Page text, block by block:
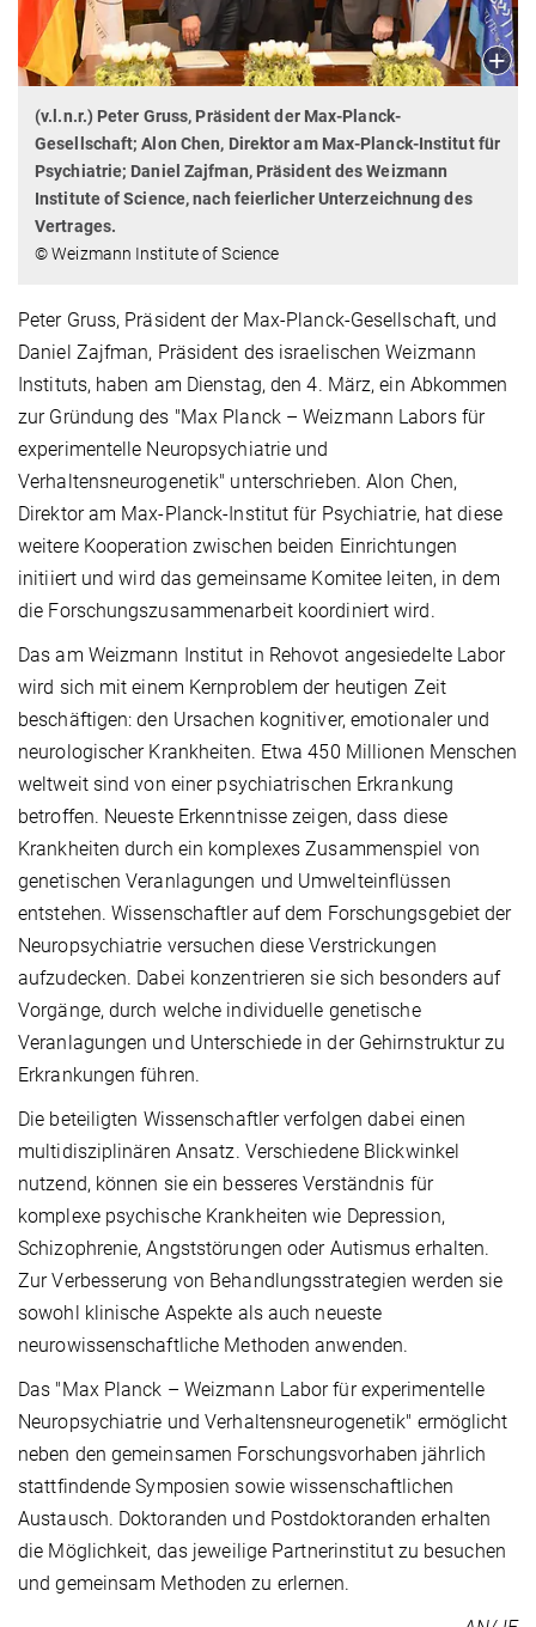
(v.l.n.r.) Peter Gruss, Präsident der Max-Planck-
Gesellschaft; Alon Chen, Direktor am Max-Planck-Institut für
Psychiatrie; Daniel Zajfman, Präsident des Weizmann
Institute of Science, nach feierlicher Unterzeichnung des
Vertrages.
© Weizmann Institute of Science
Peter Gruss, Präsident der Max-Planck-Gesellschaft, und
Daniel Zajfman, Präsident des israelischen Weizmann
Instituts, haben am Dienstag, den 4. März, ein Abkommen
zur Gründung des "Max Planck – Weizmann Labors für
experimentelle Neuropsychiatrie und
Verhaltensneurogenetik" unterschrieben. Alon Chen,
Direktor am Max-Planck-Institut für Psychiatrie, hat diese
weitere Kooperation zwischen beiden Einrichtungen
initiiert und wird das gemeinsame Komitee leiten, in dem
die Forschungszusammenarbeit koordiniert wird.
Das am Weizmann Institut in Rehovot angesiedelte Labor
wird sich mit einem Kernproblem der heutigen Zeit
beschäftigen: den Ursachen kognitiver, emotionaler und
neurologischer Krankheiten. Etwa 450 Millionen Menschen
weltweit sind von einer psychiatrischen Erkrankung
betroffen. Neueste Erkenntnisse zeigen, dass diese
Krankheiten durch ein komplexes Zusammenspiel von
genetischen Veranlagungen und Umwelteinflüssen
entstehen. Wissenschaftler auf dem Forschungsgebiet der
Neuropsychiatrie versuchen diese Verstrickungen
aufzudecken. Dabei konzentrieren sie sich besonders auf
Vorgänge, durch welche individuelle genetische
Veranlagungen und Unterschiede in der Gehirnstruktur zu
Erkrankungen führen.
Die beteiligten Wissenschaftler verfolgen dabei einen
multidisziplinären Ansatz. Verschiedene Blickwinkel
nutzend, können sie ein besseres Verständnis für
komplexe psychische Krankheiten wie Depression,
Schizophrenie, Angststörungen oder Autismus erhalten.
Zur Verbesserung von Behandlungsstrategien werden sie
sowohl klinische Aspekte als auch neueste
neurowissenschaftliche Methoden anwenden.
Das "Max Planck – Weizmann Labor für experimentelle
Neuropsychiatrie und Verhaltensneurogenetik" ermöglicht
neben den gemeinsamen Forschungsvorhaben jährlich
stattfindende Symposien sowie wissenschaftlichen
Austausch. Doktoranden und Postdoktoranden erhalten
die Möglichkeit, das jeweilige Partnerinstitut zu besuchen
und gemeinsam Methoden zu erlernen.